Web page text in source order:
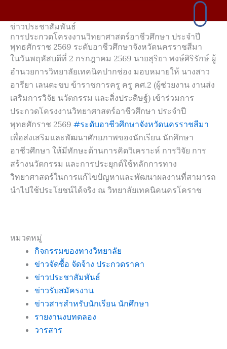
ข่าวประชาสัมพันธ์
การประกวดโครงงานวิทยาศาสตร์อาชีวศึกษา ประจำปี
พุทธศักราช 2569 ระดับอาชีวศึกษาจังหวัดนครราชสีมา
ในวันพฤหัสบดีที่ 2 กรกฎาคม 2569 นายสุริยา พงษ์ศิริรักษ์ ผู้
อำนวยการวิทยาลัยเทคนิคปากช่อง มอบหมายให้ นางสาว
อารียา เลนตะขบ ข้าราชการครู ครู คศ.2 (ผู้ช่วยงาน งานส่ง
เสริมการวิจัย นวัตกรรม และสิ่งประดิษฐ์) เข้าร่วมการ
ประกวดโครงงานวิทยาศาสตร์อาชีวศึกษา ประจำปี
พุทธศักราช 2569 #ระดับอาชีวศึกษาจังหวัดนครราชสีมา
เพื่อส่งเสริมและพัฒนาศักยภาพของนักเรียน นักศึกษา
อาชีวศึกษา ให้มีทักษะด้านการคิดวิเคราะห์ การวิจัย การ
สร้างนวัตกรรม และการประยุกต์ใช้หลักการทาง
วิทยาศาสตร์ในการแก้ไขปัญหาและพัฒนาผลงานที่สามารถ
นำไปใช้ประโยชน์ได้จริง ณ วิทยาลัยเทคนิคนครโคราช
หมวดหมู่
กิจกรรมของทางวิทยาลัย
ข่าวจัดซื้อ จัดจ้าง ประกวดราคา
ข่าวประชาสัมพันธ์
ข่าวรับสมัครงาน
ข่าวสารสำหรับนักเรียน นักศึกษา
รายงานงบทดลอง
วารสาร